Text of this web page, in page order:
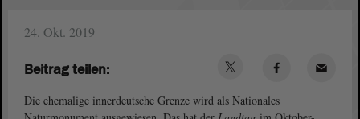
24. Okt. 2019
Die ehemalige innerdeutsche Grenze wird als Nationales
Beitrag teilen: